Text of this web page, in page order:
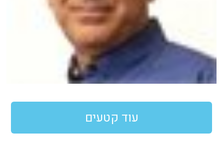
עוד קטעים